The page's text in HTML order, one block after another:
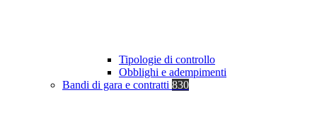
Tipologie di controllo
Obblighi e adempimenti
Bandi di gara e contratti 830